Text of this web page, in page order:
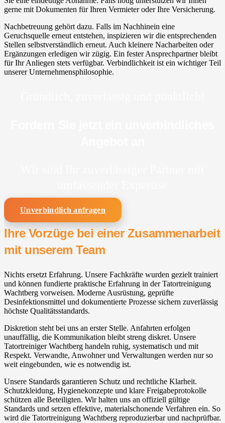
gerne mit Dokumenten für Ihren Vermieter oder Ihre Versicherung.
Nachbetreuung gehört dazu. Falls im Nachhinein eine
Geruchsquelle erneut entstehen, inspizieren wir die entsprechenden
Stellen selbstverständlich erneut. Auch kleinere Nacharbeiten oder
Ergänzungen erledigen wir zügig. Ein fester Ansprechpartner bleibt
für Ihr Anliegen stets verfügbar. Verbindlichkeit ist ein wichtiger Teil
unserer Unternehmensphilosophie.
Unverbindlich anfragen
Ihre Vorzüge bei einer Zusammenarbeit
mit unserem Team
Nichts ersetzt Erfahrung. Unsere Fachkräfte wurden gezielt trainiert
und können fundierte praktische Erfahrung in der Tatortreinigung
Wachtberg⁠ vorweisen. Moderne Ausrüstung, geprüfte
Desinfektionsmittel und dokumentierte Prozesse sichern zuverlässig
höchste Qualitätsstandards.
Diskretion steht bei uns an erster Stelle. Anfahrten erfolgen
unauffällig, die Kommunikation bleibt streng diskret. Unsere
Tatortreiniger Wachtberg⁠ handeln ruhig, systematisch und mit
Respekt. Verwandte, Anwohner und Verwaltungen werden nur so
weit eingebunden, wie es notwendig ist.
Unsere Standards garantieren Schutz und rechtliche Klarheit.
Schutzkleidung, Hygienekonzepte und klare Freigabeprotokolle
schützen alle Beteiligten. Wir halten uns an offiziell gültige
Standards und setzen effektive, materialschonende Verfahren ein. So
wird die Tatortreinigung Wachtberg⁠ reproduzierbar und nachprüfbar.